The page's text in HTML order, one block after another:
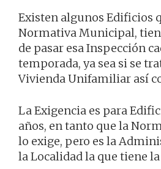
Existen algunos Edificios
Normativa Municipal,
de pasar esa Inspección
temporada, ya sea si se
Vivienda Unifamiliar así
La Exigencia es para
años, en tanto que la
lo exige, pero es la
la Localidad la que tiene